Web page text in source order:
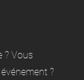
? Vous
?